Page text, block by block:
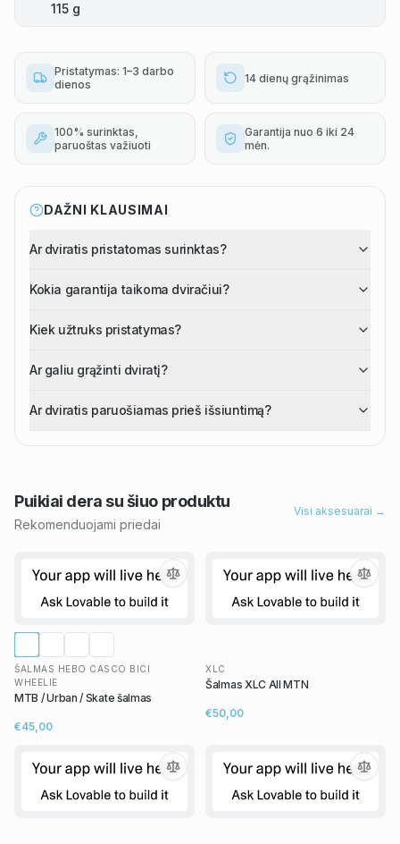
115 g
Pristatymas: 1–3 darbo
dienos
14 dienų grąžinimas
100% surinktas,
paruoštas važiuoti
Garantija nuo 6 iki 24
mėn.
DAŽNI KLAUSIMAI
Ar dviratis pristatomas surinktas?
Kokia garantija taikoma dviračiui?
Kiek užtruks pristatymas?
Ar galiu grąžinti dviratį?
Ar dviratis paruošiamas prieš išsiuntimą?
Puikiai dera su šiuo produktu
Rekomenduojami priedai
Visi aksesuarai →
ŠALMAS HEBO CASCO BICI
WHEELIE
MTB / Urban / Skate šalmas
€45,00
XLC
Šalmas XLC All MTN
€50,00